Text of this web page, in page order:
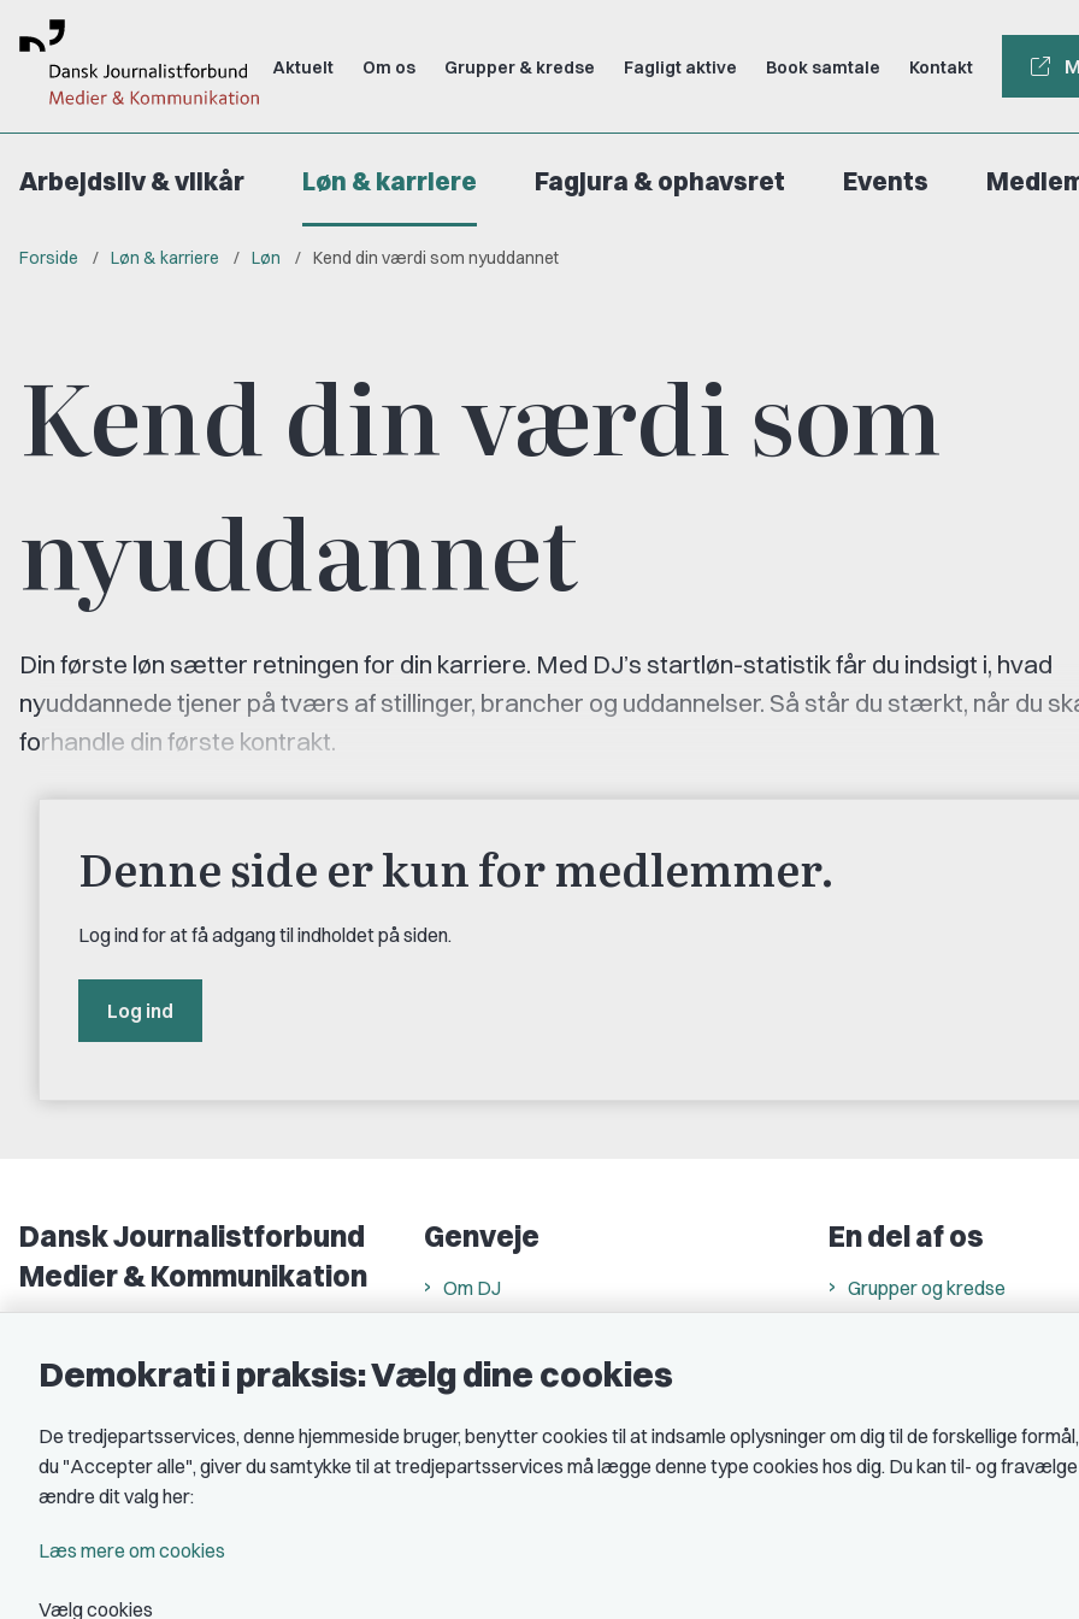
Aktuelt Om os Grupper & kredse Fagligt aktive Book samtale Kontakt
Arbejdsliv & vilkår Løn & karriere Fagjura & ophavsret Events
Forside Løn & karriere Løn Kend din værdi som nyuddannet
Kend din værdi som
nyuddannet
Din første løn sætter retningen for din karriere. Med DJ’s startløn-statistik får du indsigt i, hvad
nyuddannede tjener på tværs af stillinger, brancher og uddannelser. Så står du stærkt, når du
forhandle din første kontrakt.
Denne side er kun for medlemmer.
Log ind for at få adgang til indholdet på siden.
Log ind
Dansk Journalistforbund
Medier & Kommunikation
EAN nr.: 5790002490071
Kontakt DJ
Genveje
Om DJ
Find freelancer
Rettighedsmidler hos DJ
Åbnings- og telefontider
En del af os
Grupper og kredse
Demokrati i praksis: Vælg dine cookies
De tredjepartsservices, denne hjemmeside bruger, benytter cookies til at indsamle oplysninger om dig til de forskellige
du "Accepter alle", giver du samtykke til at tredjepartsservices må lægge denne type cookies hos dig. Du kan til- og
ændre dit valg her:
Læs mere om cookies
Vælg cookies